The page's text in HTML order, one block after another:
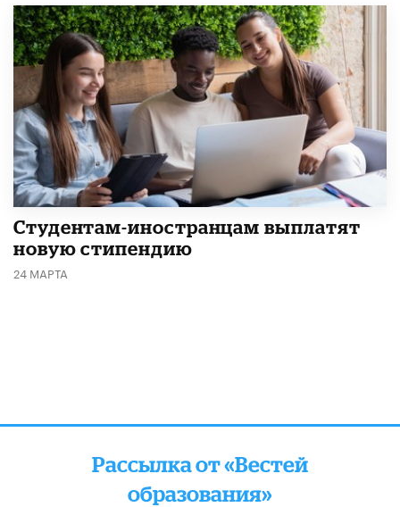
Студентам-иностранцам выплатят
новую стипендию
24 МАРТА
Рассылка от «Вестей
образования»